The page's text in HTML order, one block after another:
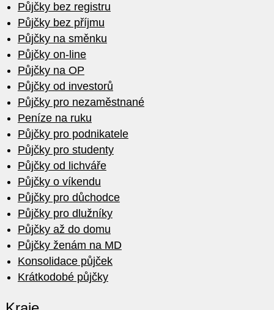
Půjčky bez registru
Půjčky bez příjmu
Půjčky na směnku
Půjčky on-line
Půjčky na OP
Půjčky od investorů
Půjčky pro nezaměstnané
Peníze na ruku
Půjčky pro podnikatele
Půjčky pro studenty
Půjčky od lichváře
Půjčky o víkendu
Půjčky pro důchodce
Půjčky pro dlužníky
Půjčky až do domu
Půjčky ženám na MD
Konsolidace půjček
Krátkodobé půjčky